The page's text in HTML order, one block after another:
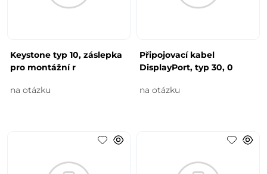
Keystone typ 10, záslepka
pro montážní r
na otázku
Připojovací kabel
DisplayPort, typ 30, 0
na otázku